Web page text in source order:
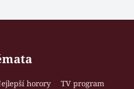
horory
TV program